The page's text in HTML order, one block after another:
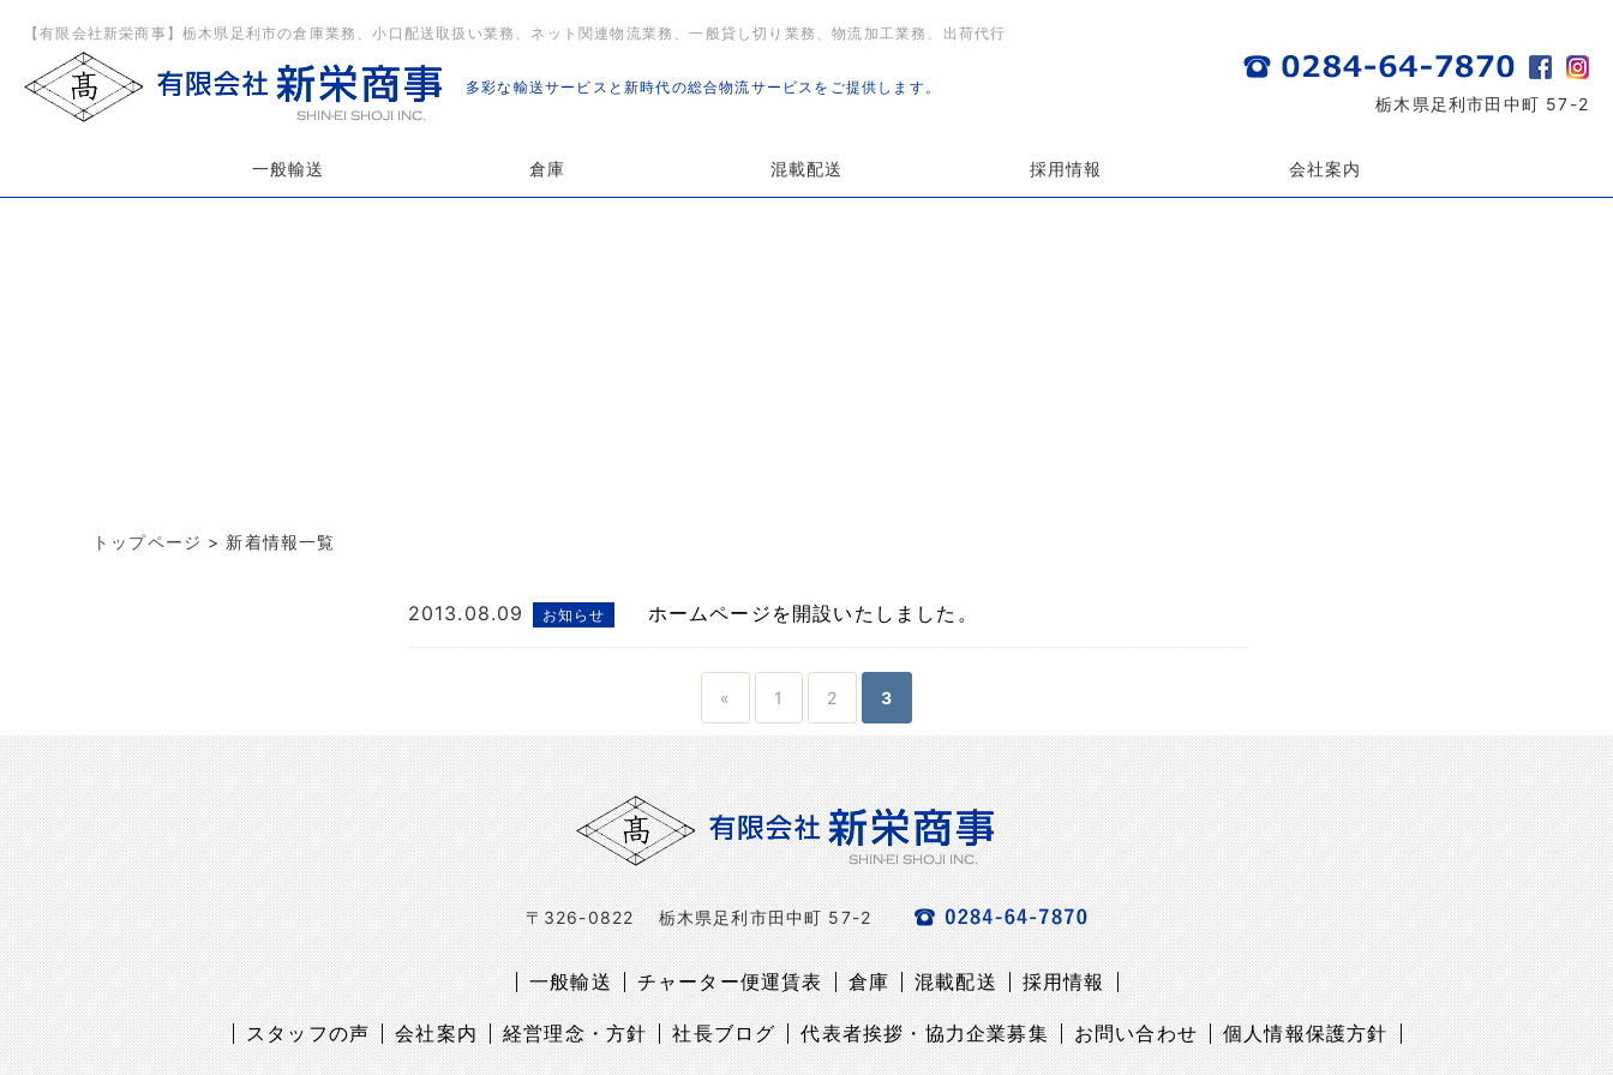
【有限会社新栄商事】栃木県足利市の倉庫業務、小口配送取扱い業務、ネット関連物流業務、一般貸し切り業務、物流加工業務、出荷代行
多彩な輸送サービスと新時代の総合物流サービスをご提供します。
栃木県足利市田中町 57-2
一般輸送 倉庫 混載配送 採用情報 会社案内
トップページ > 新着情報一覧
2013.08.09 お知らせ ホームページを開設いたしました。
« 1 2 3
〒326-0822 栃木県足利市田中町 57-2
一般輸送 チャーター便運賃表 倉庫 混載配送 採用情報
スタッフの声 会社案内 経営理念・方針 社長ブログ 代表者挨拶・協力企業募集 お問い合わせ 個人情報保護方針